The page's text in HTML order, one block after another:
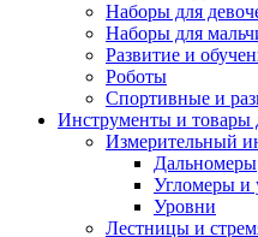
Наборы для
Наборы для
Развитие и
Роботы
Спортивные и
Инструменты и товары
Измерительный
Дальномеры
Угломеры и
Уровни
Лестницы и